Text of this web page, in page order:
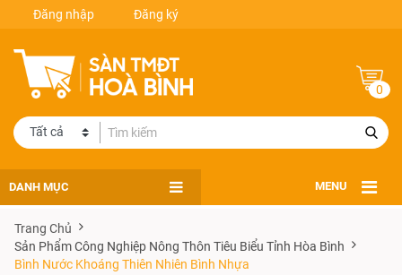
Đăng nhập Đăng ký
0
DANH MỤC MENU
Trang Chủ
Sản Phẩm Công Nghiệp Nông Thôn Tiêu Biểu Tỉnh Hòa Bình
Bình Nước Khoáng Thiên Nhiên Bình Nhựa